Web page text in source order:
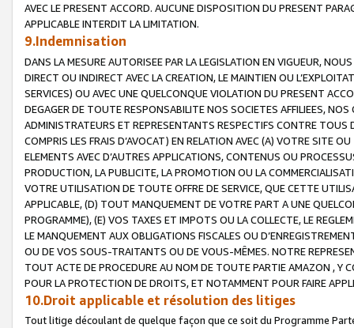
AVEC LE PRESENT ACCORD. AUCUNE DISPOSITION DU PRESENT
APPLICABLE INTERDIT LA LIMITATION.
9.Indemnisation
DANS LA MESURE AUTORISEE PAR LA LEGISLATION EN VIGUEUR,
DIRECT OU INDIRECT AVEC LA CREATION, LE MAINTIEN OU
SERVICES) OU AVEC UNE QUELCONQUE VIOLATION DU PRESENT
DEGAGER DE TOUTE RESPONSABILITE NOS SOCIETES AFFILIEES,
ADMINISTRATEURS ET REPRESENTANTS RESPECTIFS CONTRE
COMPRIS LES FRAIS D’AVOCAT) EN RELATION AVEC (A) VOTRE SITE
ELEMENTS AVEC D’AUTRES APPLICATIONS, CONTENUS OU
PRODUCTION, LA PUBLICITE, LA PROMOTION OU LA
VOTRE UTILISATION DE TOUTE OFFRE DE SERVICE, QUE CETTE
APPLICABLE, (D) TOUT MANQUEMENT DE VOTRE PART A UNE
PROGRAMME), (E) VOS TAXES ET IMPOTS OU LA COLLECTE, LE
LE MANQUEMENT AUX OBLIGATIONS FISCALES OU
OU DE VOS SOUS-TRAITANTS OU DE VOUS-MÊMES. NOTRE
TOUT ACTE DE PROCEDURE AU NOM DE TOUTE PARTIE AMAZON , Y
POUR LA PROTECTION DE DROITS, ET NOTAMMENT POUR FAIRE
10.Droit applicable et résolution des litiges
Tout litige découlant de quelque façon que ce soit du Programme